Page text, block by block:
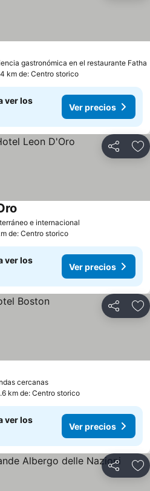
gastronómica en el restaurante Fatha
km de: Centro storico
ver los
Ver precios
Compartir
e internacional
de: Centro storico
ver los
Ver precios
Compartir
cercanas
km de: Centro storico
ver los
Ver precios
Compartir